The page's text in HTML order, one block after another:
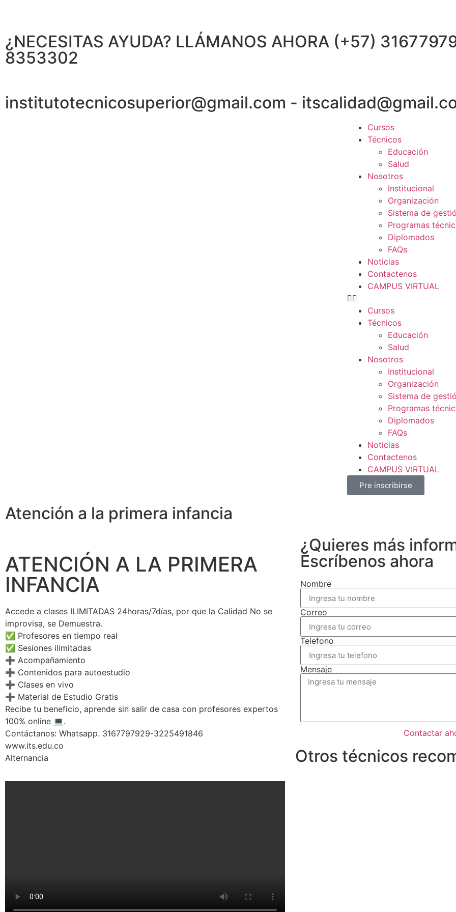
¿NECESITAS AYUDA? LLÁMANOS AHORA (+57)
8353302
institutotecnicosuperior@gmail.com -
Cursos
Técnicos
Educación
Salud
Nosotros
Institucional
Organización
Sistema de
Programas
Diplomados
FAQs
Noticias
Contactenos
CAMPUS VIRTUAL
Cursos
Técnicos
Educación
Salud
Nosotros
Institucional
Organización
Sistema de
Programas
Diplomados
FAQs
Noticias
Contactenos
CAMPUS VIRTUAL
Pre inscribirse
Atención a la primera infancia
ATENCIÓN A LA PRIMERA
INFANCIA
Accede a clases ILIMITADAS 24horas/7días, por que la Calidad No se
improvisa, se Demuestra.
✅ Profesores en tiempo real
✅ Sesiones ilimitadas
➕ Acompañamiento
➕ Contenidos para autoestudio
➕ Clases en vivo
➕ Material de Estudio Gratis
Recibe tu beneficio, aprende sin salir de casa con profesores expertos
100% online 💻.
Contáctanos: Whatsapp. 3167797929-3225491846
www.its.edu.co
Alternancia
¿Quieres más
Escríbenos ahora
Nombre
Correo
Telefono
Mensaje
Contactar
Otros técnicos